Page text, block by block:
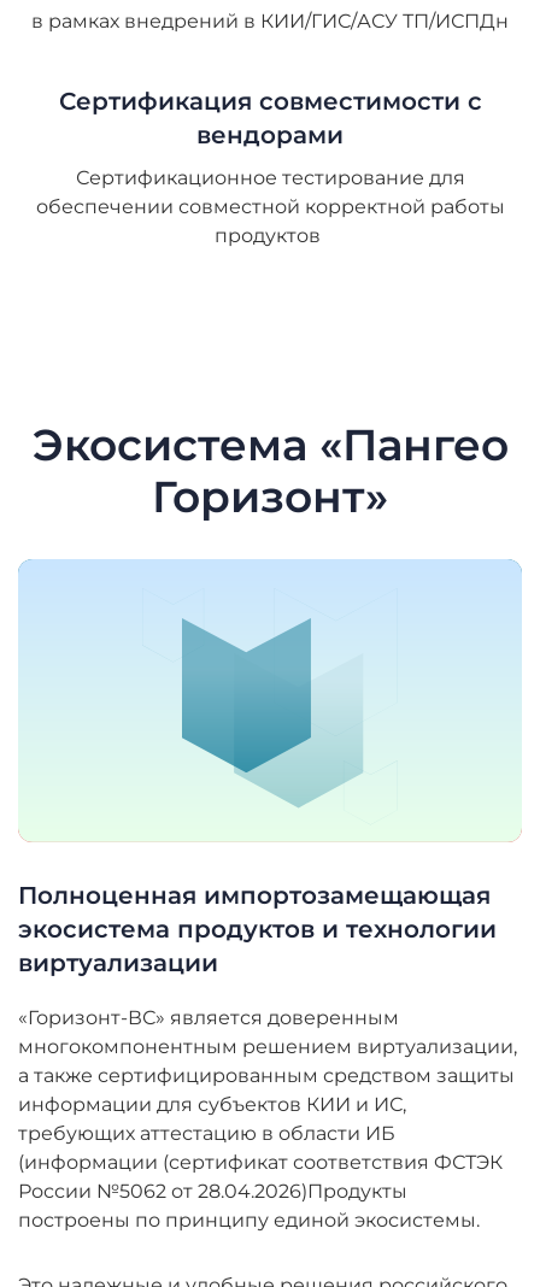
в рамках внедрений в КИИ/ГИС/АСУ ТП/ИСПДн
Сертификация совместимости с
вендорами
Сертификационное тестирование для
обеспечении совместной корректной работы
продуктов
Экосистема «Пангео
Горизонт»
Полноценная импортозамещающая
экосистема продуктов и технологии
виртуализации
«Горизонт-ВС» является доверенным
многокомпонентным решением виртуализации,
а также сертифицированным средством защиты
информации для субъектов КИИ и ИС,
требующих аттестацию в области ИБ
(информации (сертификат соответствия ФСТЭК
России №5062 от 28.04.2026)Продукты
построены по принципу единой экосистемы.